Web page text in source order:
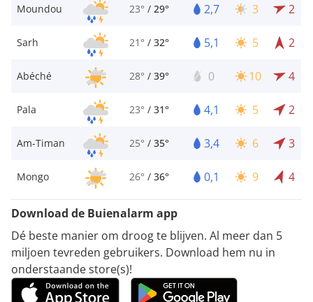
Moundou 23° / 29° 2,7 3 2
Sarh 21° / 32° 5,1 5 2
Abéché 28° / 39° 0 10 4
Pala 23° / 31° 4,1 5 2
Am-Timan 25° / 35° 3,4 6 3
Mongo 26° / 36° 0,1 9 4
Download de Buienalarm app
Dé beste manier om droog te blijven. Al meer dan 5
miljoen tevreden gebruikers. Download hem nu in
onderstaande store(s)!